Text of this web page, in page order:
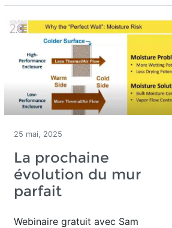
25 mai, 2025
La prochaine
évolution du mur
parfait
Webinaire gratuit avec Sam